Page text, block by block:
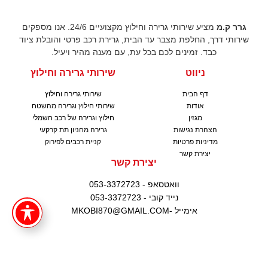
גרר ק.מ
מציע שירותי גרירה וחילוץ מקצועיים 24/6. אנו מספקים
שירותי דרך, החלפת מצבר עד הבית, גרירת רכב פרטי והובלת ציוד
כבד. זמינים לכם בכל עת, עם מענה מהיר ויעיל.
ניווט
דף הבית
אודות
מגזין
הצהרת נגישות
מדיניות פרטיות
יצירת קשר
שירותי גרירה וחילוץ
שירותי גרירה וחילוץ
שירותי חילוץ וגרירה מהשטח
חילוץ וגרירה של רכב חשמלי
גרירה מחניון תת קרקעי
קניית רכבים לפירוק
יצירת קשר
וואטסאפ - 053-3372723
נייד קובי - 053-3372723
אימייל -MKOBI870@GMAIL.COM